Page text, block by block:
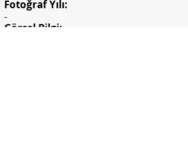
Fotoğraf Yılı:
-
Görsel Bilgi: